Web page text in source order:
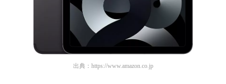
出典： https://www.amazon.co.jp